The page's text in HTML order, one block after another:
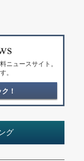
ニュースサイト。
。
！
グ